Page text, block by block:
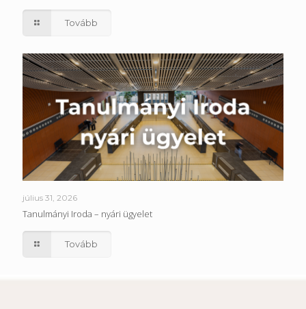
Tovább
július 31, 2026
Tanulmányi Iroda – nyári ügyelet
Tovább